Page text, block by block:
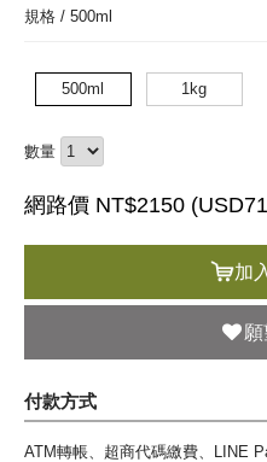
規格 / 500ml
500ml 1kg
數量
網路價 NT$2150 (USD
加
付款方式
ATM轉帳、超商代碼繳費、LINE